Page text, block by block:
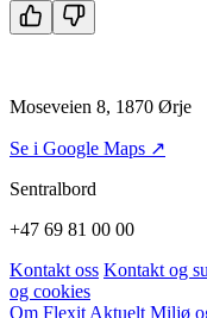
Moseveien 8, 1870 Ørje
Se i Google Maps ↗
Sentralbord
+47 69 81 00 00
Kontakt oss Kontakt og
og cookies
Om Flexit Aktuelt Miljø